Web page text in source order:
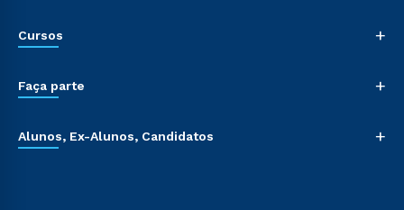
Cursos +
Faça parte +
Alunos, Ex-Alunos, Candidatos +